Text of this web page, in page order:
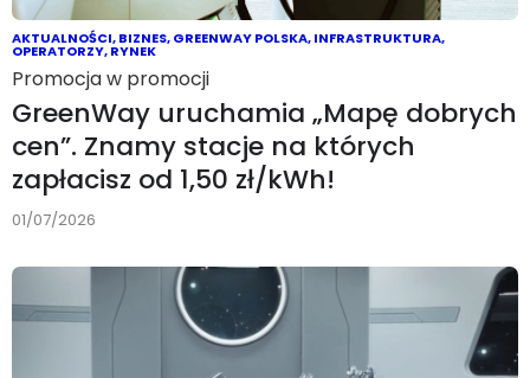
AKTUALNOŚCI,BIZNES,GREENWAY POLSKA,INFRASTRUKTURA,
OPERATORZY,RYNEK
Promocja w promocji
GreenWay uruchamia „Mapę dobrych
cen”. Znamy stacje na których
zapłacisz od 1,50 zł/kWh!
01/07/2026